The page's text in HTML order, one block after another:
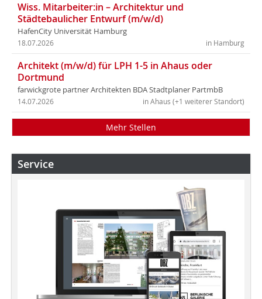
Wiss. Mitarbeiter:in – Architektur und
Städtebaulicher Entwurf (m/w/d)
HafenCity Universität Hamburg
in Hamburg
18.07.2026
Architekt (m/w/d) für LPH 1-5 in Ahaus oder
Dortmund
farwickgrote partner Architekten BDA Stadtplaner PartmbB
in Ahaus (+1 weiterer Standort)
14.07.2026
Mehr Stellen
Service